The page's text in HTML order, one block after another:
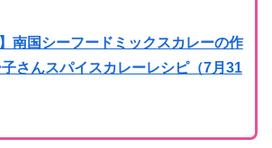
南国シーフードミックスカレーの作
さんスパイスカレーレシピ（7月31